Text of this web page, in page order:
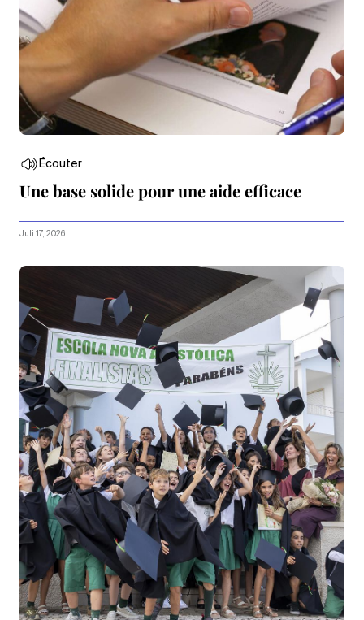
Écouter
Une base solide pour une aide efficace
Juli 17, 2026